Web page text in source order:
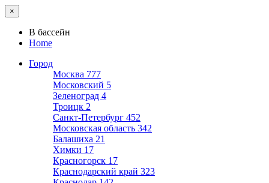
×
В бассейн
Home
Город
Москва 777
Московский 5
Зеленоград 4
Троицк 2
Санкт-Петербург 452
Московская область 342
Балашиха 21
Химки 17
Красногорск 17
Краснодарский край 323